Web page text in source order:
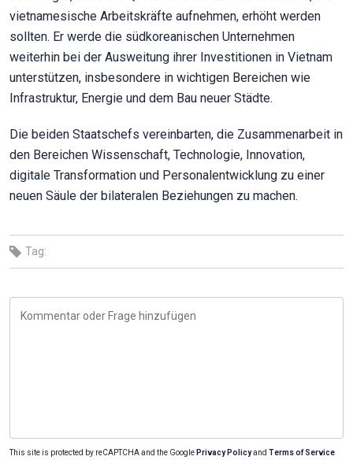
vietnamesische Arbeitskräfte aufnehmen, erhöht werden
sollten. Er werde die südkoreanischen Unternehmen
weiterhin bei der Ausweitung ihrer Investitionen in Vietnam
unterstützen, insbesondere in wichtigen Bereichen wie
Infrastruktur, Energie und dem Bau neuer Städte.
Die beiden Staatschefs vereinbarten, die Zusammenarbeit in
den Bereichen Wissenschaft, Technologie, Innovation,
digitale Transformation und Personalentwicklung zu einer
neuen Säule der bilateralen Beziehungen zu machen.
Tag:
This site is protected by reCAPTCHA and the Google Privacy Policyand Terms of Service